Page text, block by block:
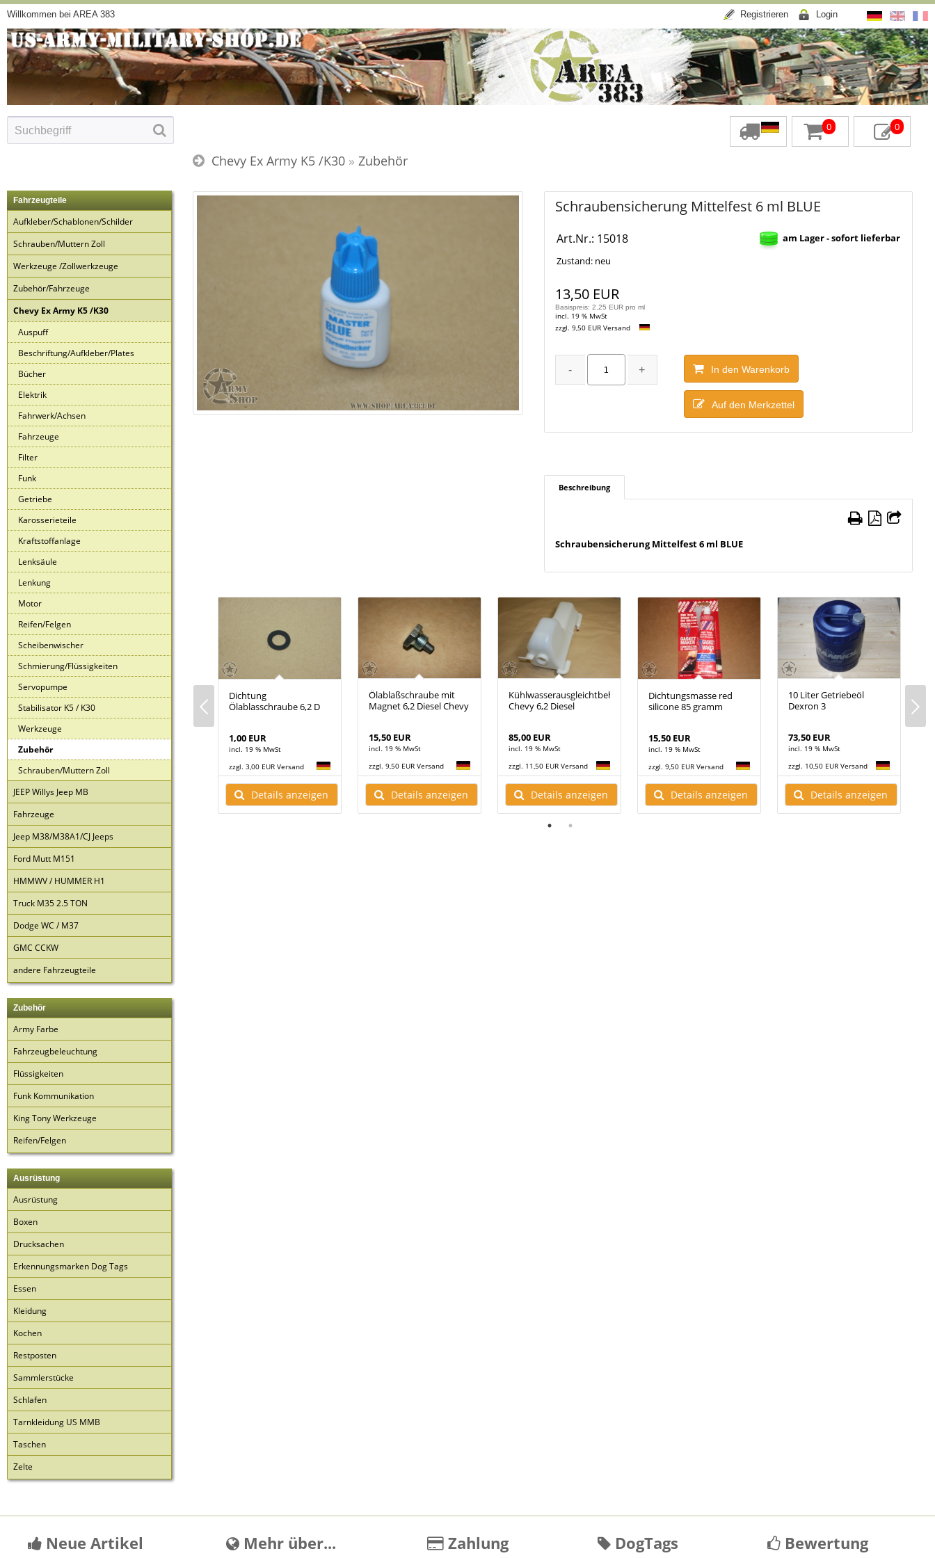
Willkommen bei AREA 383 Registrieren Login
0 0
Chevy Ex Army K5 /K30 » Zubehör
Fahrzeugteile
Aufkleber/Schablonen/Schilder
Schrauben/Muttern Zoll
Werkzeuge /Zollwerkzeuge
Zubehör/Fahrzeuge
Chevy Ex Army K5 /K30
Auspuff
Beschriftung/Aufkleber/Plates
Bücher
Elektrik
Fahrwerk/Achsen
Fahrzeuge
Filter
Funk
Getriebe
Karosserieteile
Kraftstoffanlage
Lenksäule
Lenkung
Motor
Reifen/Felgen
Scheibenwischer
Schmierung/Flüssigkeiten
Servopumpe
Stabilisator K5 / K30
Werkzeuge
Zubehör
Schrauben/Muttern Zoll
JEEP Willys Jeep MB
Fahrzeuge
Jeep M38/M38A1/CJ Jeeps
Ford Mutt M151
HMMWV / HUMMER H1
Truck M35 2.5 TON
Dodge WC / M37
GMC CCKW
andere Fahrzeugteile
Zubehör
Army Farbe
Fahrzeugbeleuchtung
Flüssigkeiten
Funk Kommunikation
King Tony Werkzeuge
Reifen/Felgen
Ausrüstung
Ausrüstung
Boxen
Drucksachen
Erkennungsmarken Dog Tags
Essen
Kleidung
Kochen
Restposten
Sammlerstücke
Schlafen
Tarnkleidung US MMB
Taschen
Zelte
Schraubensicherung Mittelfest 6 ml BLUE
Art.Nr.: 15018
Zustand: neu
am Lager - sofort lieferbar
13,50 EUR
Basispreis: 2,25 EUR pro ml
incl. 19 % MwSt
zzgl. 9,50 EUR Versand
In den Warenkorb
Auf den Merkzettel
Beschreibung
Schraubensicherung Mittelfest 6 ml BLUE
zum
Versand
anzeigen
US ARMY Klappspaten
28,50 EUR
zzgl. 9,50 EUR Versand
Dichtung
Ölablasschraube 6,2 D
1,00 EUR
incl. 19 % MwSt
zzgl. 3,00 EUR Versand
Details anzeigen
Ölablaßschraube mit
Magnet 6,2 Diesel Chevy
15,50 EUR
incl. 19 % MwSt
zzgl. 9,50 EUR Versand
Details anzeigen
Kühlwasserausgleichtbehälter
Chevy 6,2 Diesel
85,00 EUR
incl. 19 % MwSt
zzgl. 11,50 EUR Versand
Details anzeigen
Dichtungsmasse red
silicone 85 gramm
15,50 EUR
incl. 19 % MwSt
zzgl. 9,50 EUR Versand
Details anzeigen
10 Liter Getriebeöl
Dexron 3
73,50 EUR
incl. 19 % MwSt
zzgl. 10,50 EUR Versand
Details anzeigen
Neue Artikel Mehr über... Zahlung DogTags Bewertung